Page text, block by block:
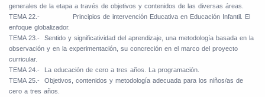
generales de la etapa a través de objetivos y contenidos de las diversas áreas.
TEMA 22.-
Principios de intervención Educativa en Educación Infantil. El
enfoque globalizador.
TEMA 23.-
Sentido y significatividad del aprendizaje, una metodología basada en la
observación y en la experimentación, su concreción en el marco del proyecto
curricular.
TEMA 24.-
La educación de cero a tres años. La programación.
TEMA 25.-
Objetivos, contenidos y metodología adecuada para los niños/as de
cero a tres años.